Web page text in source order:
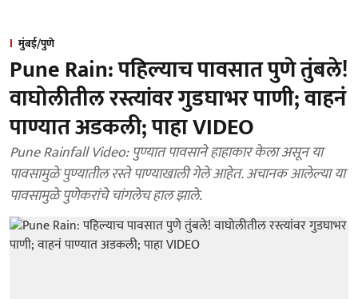
मुंबई/पुणे
Pune Rain: पहिल्याच पावसात पुणे तुंबले!
वाघोलीतील रस्त्यांवर गुडघाभर पाणी; वाहनं
पाण्यात अडकली; पाहा VIDEO
Pune Rainfall Video: पुण्यात पावसाने हाहाकार केला असून या
पावसामुळे पुण्यातील रस्ते पाण्याखाली गेले आहेत. अचानक आलेल्या या
पावसामुळे पुणेकरांचे चांगलेच हाल झाले.